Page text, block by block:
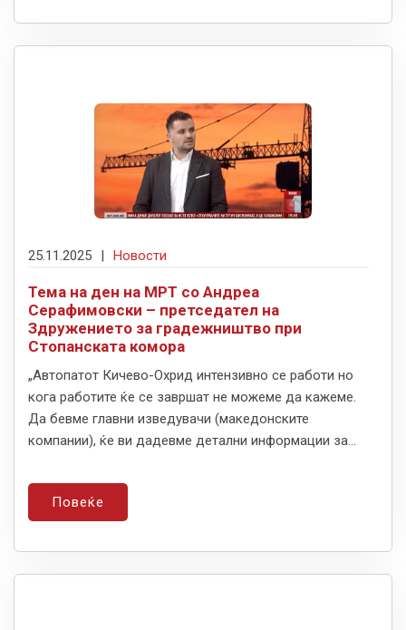
25.11.2025 Новости
Тема на ден на МРТ со Андреа
Серафимовски – претседател на
Здружението за градежништво при
Стопанската комора
„Автопатот Кичево-Охрид интензивно се работи но
кога работите ќе се завршат не можеме да кажеме.
Да бевме главни изведувачи (македонските
компании), ќе ви дадевме детални информации за...
Повеќе